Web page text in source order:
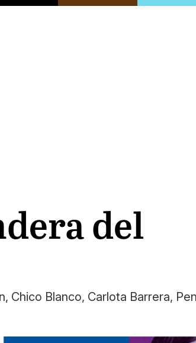
del
Chico Blanco, Carlota Barrera,